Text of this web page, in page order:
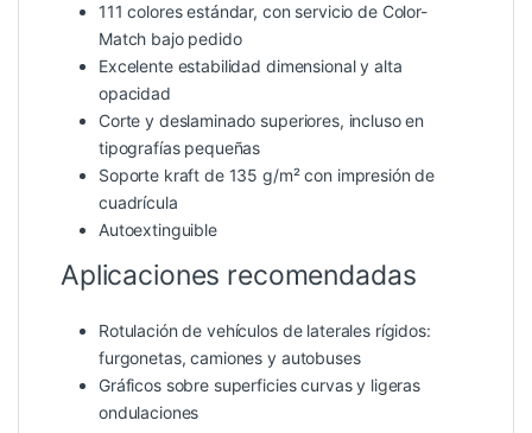
111 colores estándar, con servicio de Color-
Match bajo pedido
Excelente estabilidad dimensional y alta
opacidad
Corte y deslaminado superiores, incluso en
tipografías pequeñas
Soporte kraft de 135 g/m² con impresión de
cuadrícula
Autoextinguible
Aplicaciones recomendadas
Rotulación de vehículos de laterales rígidos:
furgonetas, camiones y autobuses
Gráficos sobre superficies curvas y ligeras
ondulaciones